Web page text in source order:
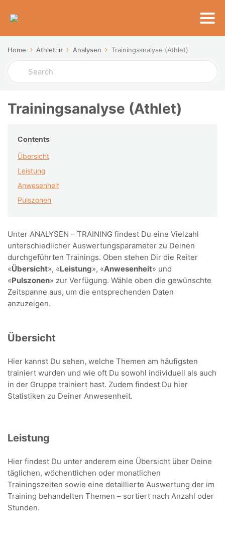
Home Athlet:in Analysen Trainingsanalyse (Athlet)
Search
For
Trainingsanalyse (Athlet)
Contents
Übersicht
Leistung
Anwesenheit
Pulszonen
Unter ANALYSEN – TRAINING findest Du eine Vielzahl
unterschiedlicher Auswertungsparameter zu Deinen
durchgeführten Trainings. Oben stehen Dir die Reiter
«Übersicht», «Leistung», «Anwesenheit» und
«Pulszonen» zur Verfügung. Wähle oben die gewünschte
Zeitspanne aus, um die entsprechenden Daten
anzuzeigen.
Übersicht
Hier kannst Du sehen, welche Themen am häufigsten
trainiert wurden und wie oft Du sowohl individuell als auch
in der Gruppe trainiert hast. Zudem findest Du hier
Statistiken zu Deiner Anwesenheit.
Leistung
Hier findest Du unter anderem eine Übersicht über Deine
täglichen, wöchentlichen oder monatlichen
Trainingszeiten sowie eine detaillierte Auswertung der im
Training behandelten Themen – sortiert nach Anzahl oder
Stunden.